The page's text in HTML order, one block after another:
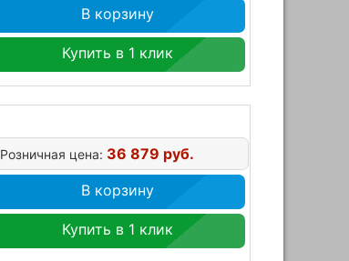
В корзину
Купить в 1 клик
Розничная цена: 36 879 руб.
В корзину
Купить в 1 клик